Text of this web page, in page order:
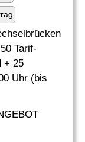
Tarif-
+ 25
Uhr (bis